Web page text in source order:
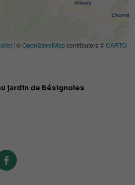
| ©OpenStreetMap contributors ©CARTO
jardin de Bésignoles